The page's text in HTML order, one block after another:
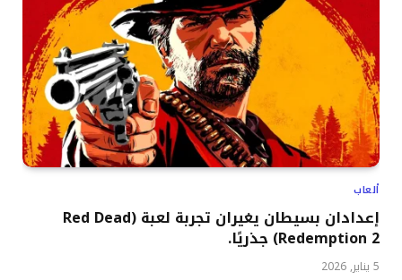
ألعاب
إعدادان بسيطان يغيران تجربة لعبة (Red Dead
Redemption 2) جذريًا.
5 يناير, 2026